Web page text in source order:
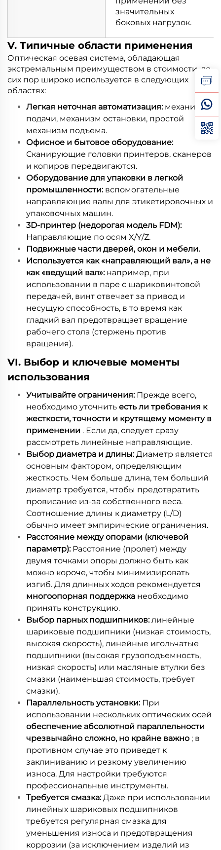
значительных
боковых нагрузок.
V. Типичные области применения
Оптическая осевая система, обладающая
экстремальным преимуществом в стоимости, до
сих пор широко используется в следующих
областях:
Легкая неточная автоматизация: механизм
подачи, механизм остановки, простой
механизм подъема.
Офисное и бытовое оборудование:
Сканирующие головки принтеров, сканеров
и копиров передвигаются.
Оборудование для упаковки в легкой
промышленности: вспомогательные
направляющие валы для этикетировочных и
упаковочных машин.
3D-принтер (недорогая модель FDM):
Направляющие по осям X/Y/Z.
Подвижные части дверей, окон и мебели.
Используется как «направляющий вал», а не
как «ведущий вал»: например, при
использовании в паре с шариковинтовой
передачей, винт отвечает за привод и
несущую способность, в то время как
гладкий вал предотвращает вращение
рабочего стола (стержень против
вращения).
VI. Выбор и ключевые моменты
использования
Учитывайте ограничения: Прежде всего,
необходимо уточнить есть ли требования к
жесткости, точности и крутящему моменту в
применении . Если да, следует сразу
рассмотреть линейные направляющие.
Выбор диаметра и длины:Диаметр является
основным фактором, определяющим
жесткость. Чем больше длина, тем больший
диаметр требуется, чтобы предотвратить
провисание из-за собственного веса.
Соотношение длины к диаметру (L/D)
обычно имеет эмпирические ограничения.
Расстояние между опорами (ключевой
параметр): Расстояние (пролет) между
двумя точками опоры должно быть как
можно короче, чтобы минимизировать
изгиб. Для длинных ходов рекомендуется
многоопорная поддержка необходимо
принять конструкцию.
Выбор парных подшипников:линейные
шариковые подшипники (низкая стоимость,
высокая скорость), линейные игольчатые
подшипники (высокая грузоподъемность,
низкая скорость) или масляные втулки без
смазки (наименьшая стоимость, требует
смазки).
Параллельность установки: При
использовании нескольких оптических осей
обеспечение абсолютной параллельности
чрезвычайно сложно, но крайне важно ; в
противном случае это приведет к
заклиниванию и резкому увеличению
износа. Для настройки требуются
профессиональные инструменты.
Требуется смазка:Даже при использовании
линейных шариковых подшипников
требуется регулярная смазка для
уменьшения износа и предотвращения
коррозии (за исключением изделий из